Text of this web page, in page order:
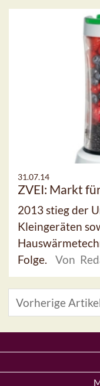
31.07.14
ZVEI: Markt
2013 stieg der
Kleingeräten
Folge.
Von
Vorherige